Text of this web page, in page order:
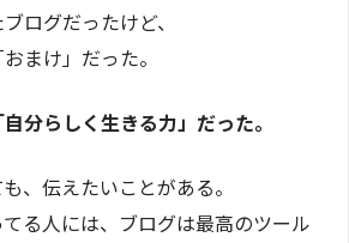
ログだったけど、
まけ」だった。
分らしく生きる力」だった。
、伝えたいことがある。
る人には、ブログは最高のツール